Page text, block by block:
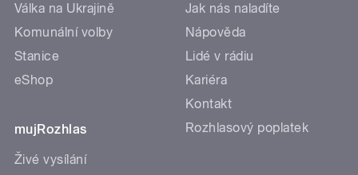
Válka na Ukrajině
Komunální volby
Stanice
eShop
mujRozhlas
Živé vysílání
Jak nás naladíte
Nápověda
Lidé v rádiu
Kariéra
Kontakt
Rozhlasový poplatek